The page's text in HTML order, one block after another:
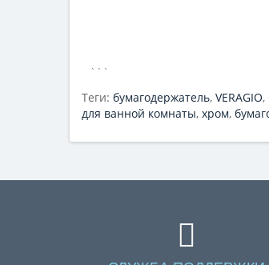
```
Теги: бумагодержатель, VERAGIO,
для ванной комнаты, хром,